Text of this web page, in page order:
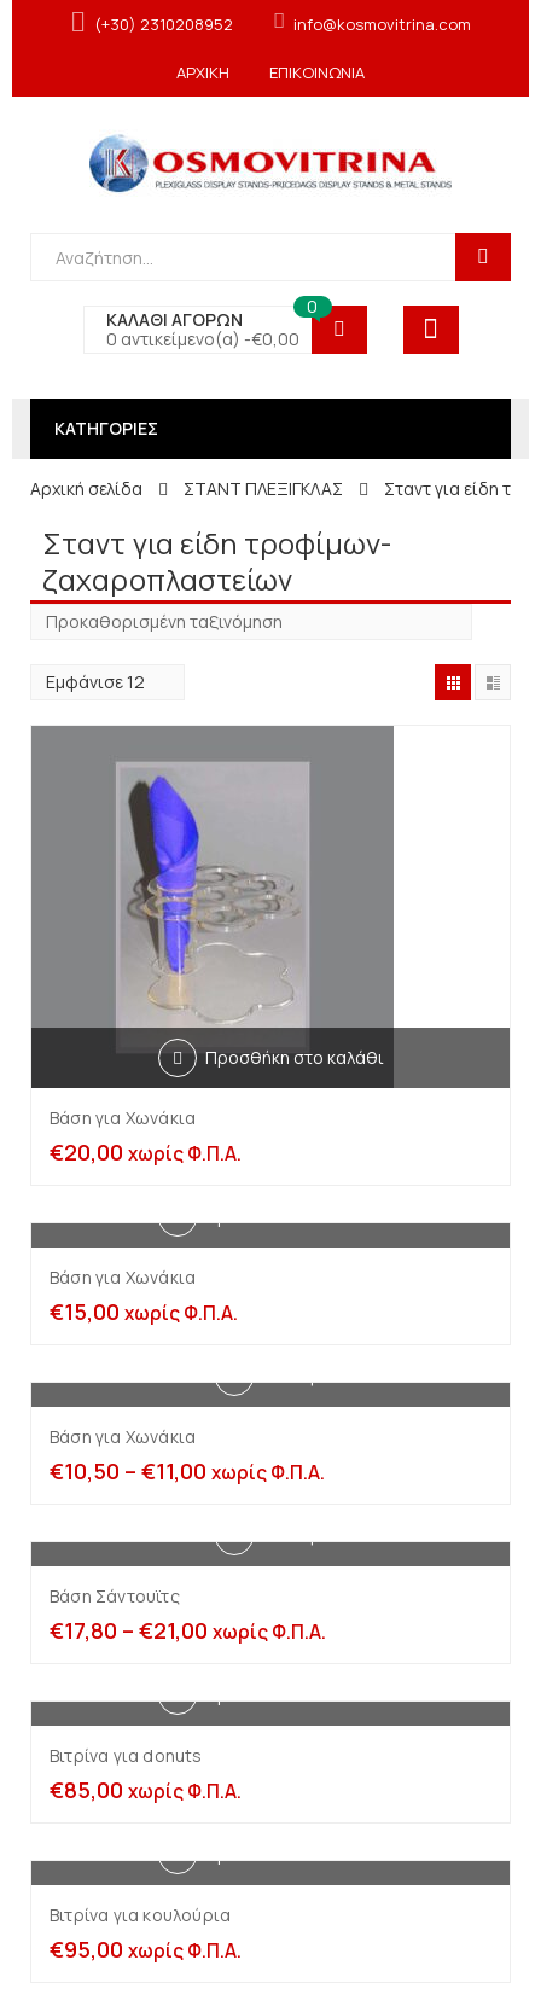
(+30) 2310208952 info@kosmovitrina.com
ΑΡΧΙΚΗ ΕΠΙΚΟΙΝΩΝΙΑ
ΚΑΛΑΘΙ ΑΓΟΡΩΝ
0 αντικείμενο(α) -€0,00
0
ΚΑΤΗΓΟΡΙΕΣ
Αρχική σελίδα ΣΤΑΝΤ ΠΛΕΞΙΓΚΛΑΣ Σταντ για είδη
Σταντ για είδη τροφίμων-
ζαχαροπλαστείων
Προσθήκη στο καλάθι
Βάση για Χωνάκια
€20,00 χωρίς Φ.Π.Α.
Βάση για Χωνάκια
€15,00 χωρίς Φ.Π.Α.
Βάση για Χωνάκια
€10,50 – €11,00 χωρίς Φ.Π.Α.
Βάση Σάντουϊτς
€17,80 – €21,00 χωρίς Φ.Π.Α.
Βιτρίνα για donuts
€85,00 χωρίς Φ.Π.Α.
Βιτρίνα για κουλούρια
€95,00 χωρίς Φ.Π.Α.